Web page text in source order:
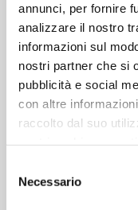
annunci, per fornire
analizzare il nostro
informazioni sul
nostri partner che si
pubblicità e social
con altre
raccolto dal suo
delNecessario
Ciabatta Monti
uomo chiusa suola
gomma n 45